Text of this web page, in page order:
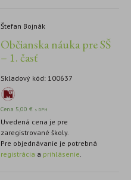
Štefan Bojnák
Občianska náuka pre SŠ
– 1. časť
Skladový kód: 100637
Cena 5,00€ s DPH
Uvedená cena je pre
zaregistrované školy.
Pre objednávanie je potrebná
registrácia a prihlásenie